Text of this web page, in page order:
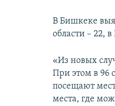
В Бишкеке
области – 22,
«Из новых
При этом в 96
посещают
места, где